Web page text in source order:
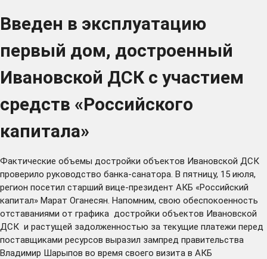
Введен в эксплуатацию
первый дом, достроенный
Ивановской ДСК с участием
средств «Российского
капитала»
Фактические объемы достройки объектов Ивановской ДСК
проверило руководство банка-санатора. В пятницу, 15 июля,
регион посетил старший вице-президент АКБ «Российский
капитал» Марат Оганесян. Напомним, свою обеспокоенность
отставаниями от графика достройки объектов Ивановской
ДСК и растущей задолженностью за текущие платежи перед
поставщиками ресурсов выразил зампред правительства
Владимир Шарыпов во время своего визита в АКБ